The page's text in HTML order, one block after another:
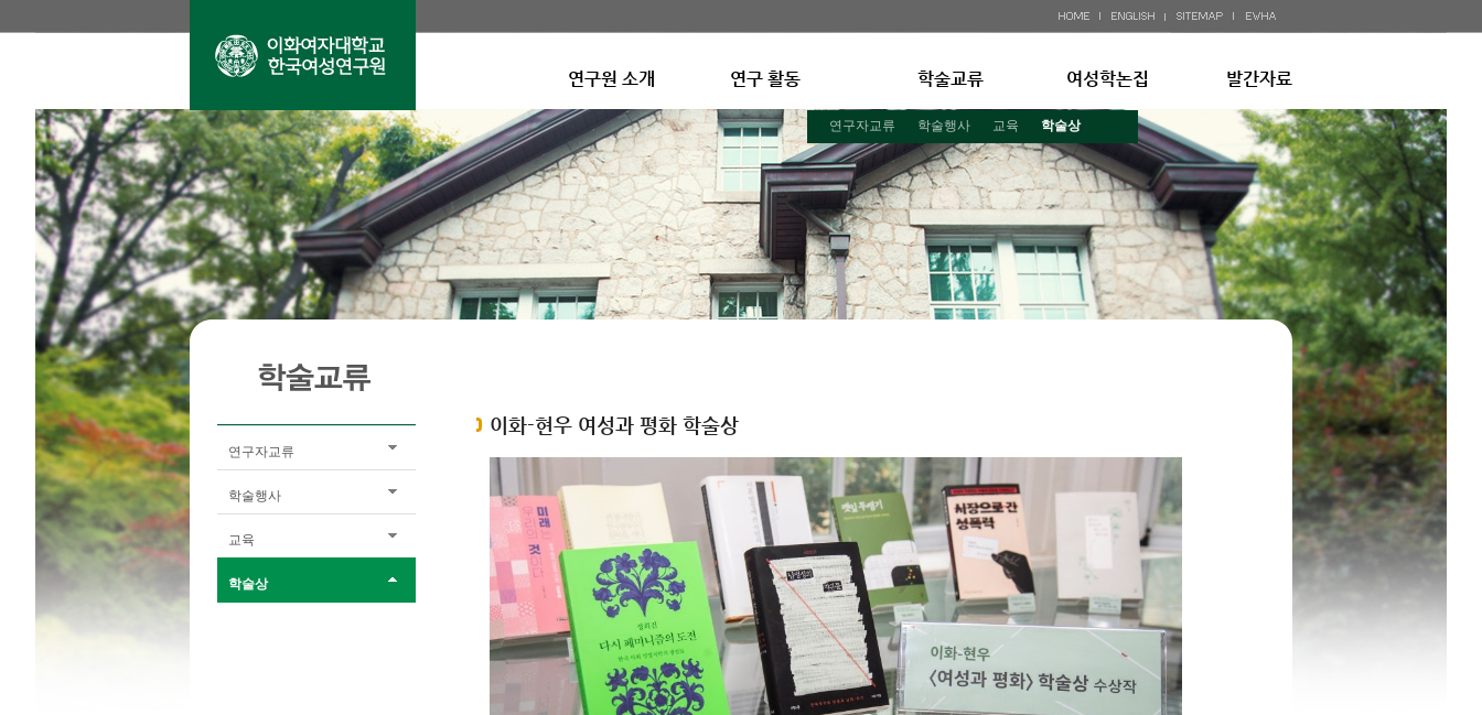
연구원 소개 연구 활동 학술교류
연구자교류 학술행사 교육 학술상
여성학논집 발간자료
연구자교류
학술행사
교육
학술상
이화-현우 여성과 평화 학술상